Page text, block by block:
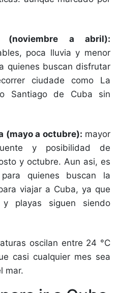
(noviembre a abril):
poca lluvia y menor
quienes buscan disfrutar
ciudade como La
Santiago de Cuba sin
(mayo a octubre): mayor
y posibilidad de
y octubre. Aun asi, es
quienes buscan la
viajar a Cuba, ya que
playas siguen siendo
oscilan entre 24 °C
casi cualquier mes sea
mar.